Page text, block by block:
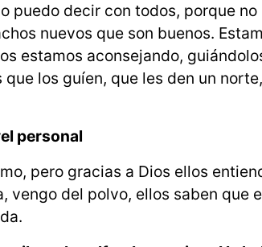
puedo decir con todos, porque
nuevos que son buenos.
estamos aconsejando,
los guíen, que les den un
personal
pero gracias a Dios ellos
vengo del polvo, ellos saben que